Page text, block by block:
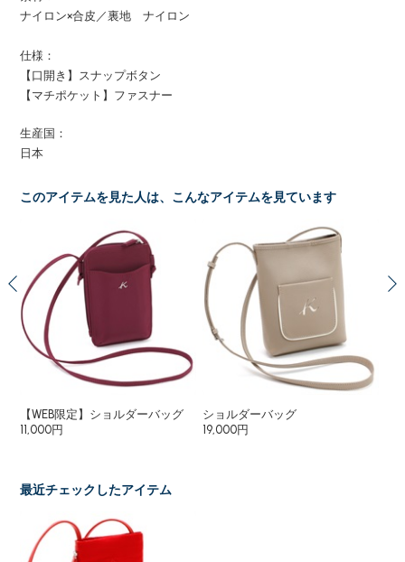
ナイロン×合皮／裏地 ナイロン
仕様：
【口開き】スナップボタン
【マチポケット】ファスナー
生産国：
日本
このアイテムを見た人は、こんなアイテムを見ています
【WEB限定】ショルダーバッグ
11,000円
ショルダーバッグ
19,000円
最近チェックしたアイテム